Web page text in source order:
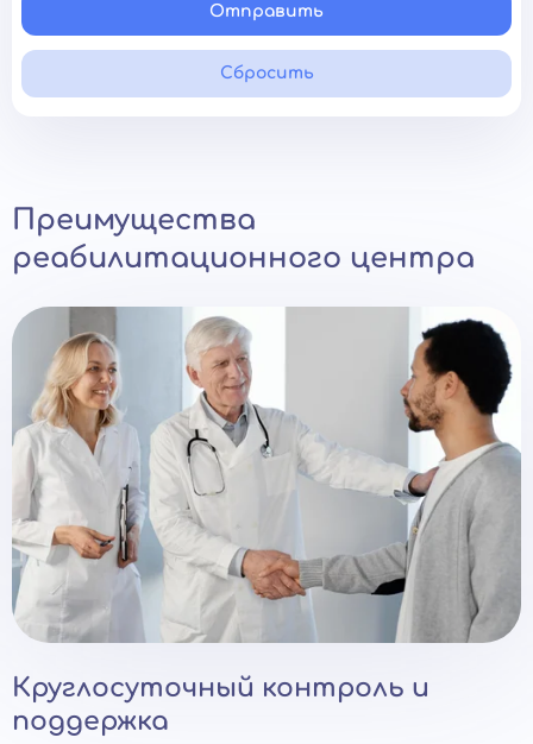
Отправить
Сбросить
Преимущества
реабилитационного центра
Круглосуточный контроль и
поддержка